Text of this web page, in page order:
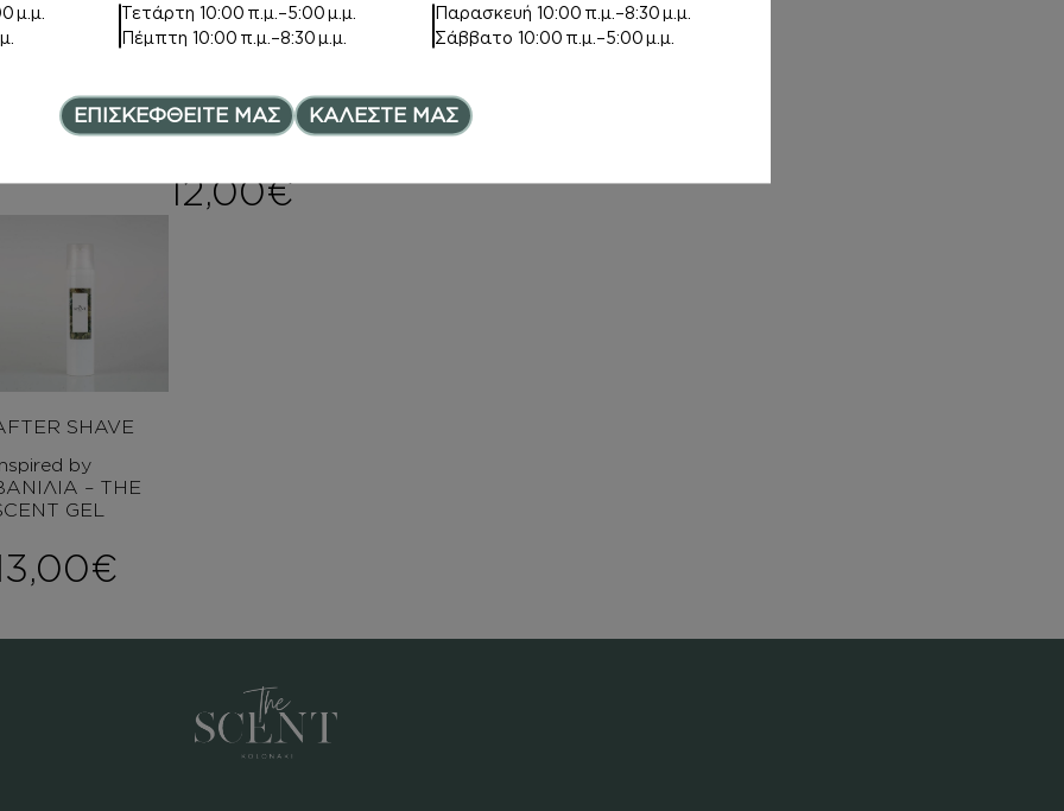
range: 6,00€ through 8,00€
by
15,00€
ΟΣ
7,00€ –
12,00€Price range: 7,00€ through 12,00€
SHAVE
by
– THE
GEL
€
μ.μ.
Τετάρτη10:00 π.μ.–5:00 μ.μ.
Πέμπτη10:00 π.μ.–8:30 μ.μ.
Παρασκευή 10:00 π.μ.–8:30 μ.μ.
Σάββατο 10:00 π.μ.–5:00 μ.μ.
ΕΠΙΣΚΕΦΘΕΙΤΕ ΜΑΣ ΚΑΛΕΣΤΕ ΜΑΣ